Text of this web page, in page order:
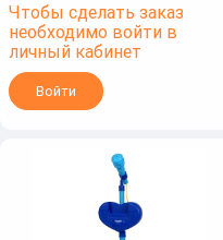
Чтобы сделать заказ
необходимо войти в
личный кабинет
Войти